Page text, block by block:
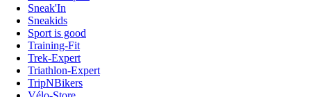
Sneak'In
Sneakids
Sport is good
Training-Fit
Trek-Expert
Triathlon-Expert
TripNBikers